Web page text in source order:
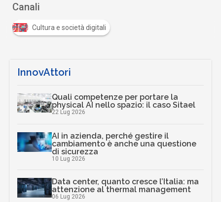
Canali
Cultura e società digitali
InnovAttori
Quali competenze per portare la
physical AI nello spazio: il caso Sitael
22 Lug 2026
AI in azienda, perché gestire il
cambiamento è anche una questione
di sicurezza
10 Lug 2026
Data center, quanto cresce l’Italia: ma
attenzione al thermal management
06 Lug 2026